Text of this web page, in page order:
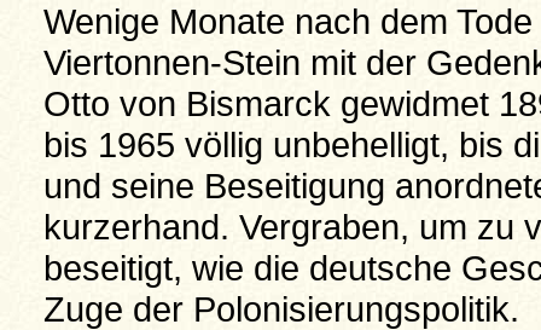
Wenige Monate nach dem
Viertonnen-Stein mit der
Otto von Bismarck gewidmet
bis 1965 völlig unbehelligt, bis
und seine Beseitigung
kurzerhand. Vergraben, um zu
beseitigt, wie die deutsche
Zuge der Polonisierungspolitik.